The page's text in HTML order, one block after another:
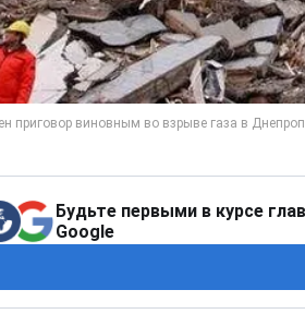
Будьте первыми в курсе
Google